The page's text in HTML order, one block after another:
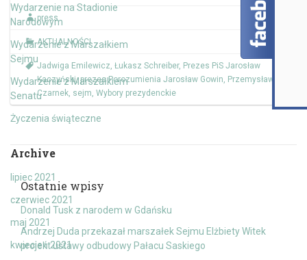
Wydarzenie na Stadionie
Narodowym
Wydarzenie z Marszałkiem
Sejmu
Wydarzenie z Marszałkiem
Senatu
Życzenia świąteczne
Archive
lipiec 2021
czerwiec 2021
maj 2021
kwiecień 2021
press
AKTUALNOŚCI
Jadwiga Emilewicz, Łukasz Schreiber, Prezes PiS Jarosław
Kaczyński,prezes Porozumienia Jarosław Gowin, Przemysław
Czarnek, sejm, Wybory prezydenckie
Ostatnie wpisy
Donald Tusk z narodem w Gdańsku
Andrzej Duda przekazał marszałek Sejmu Elżbiety Witek
projekt ustawy odbudowy Pałacu Saskiego